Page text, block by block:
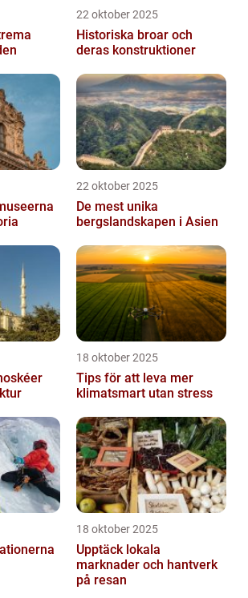
22 oktober 2025
Historiska broar och
deras konstruktioner
22 oktober 2025
De mest unika
bergslandskapen i Asien
18 oktober 2025
Tips för att leva mer
klimatsmart utan stress
18 oktober 2025
Upptäck lokala
marknader och hantverk
på resan